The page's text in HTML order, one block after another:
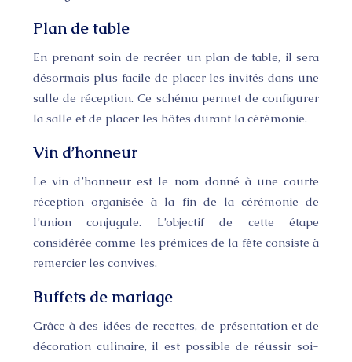
Plan de table
En prenant soin de recréer un plan de table, il sera
désormais plus facile de placer les invités dans une
salle de réception. Ce schéma permet de configurer
la salle et de placer les hôtes durant la cérémonie.
Vin d’honneur
Le vin d’honneur est le nom donné à une courte
réception organisée à la fin de la cérémonie de
l’union conjugale. L’objectif de cette étape
considérée comme les prémices de la fête consiste à
remercier les convives.
Buffets de mariage
Grâce à des idées de recettes, de présentation et de
décoration culinaire, il est possible de réussir soi-